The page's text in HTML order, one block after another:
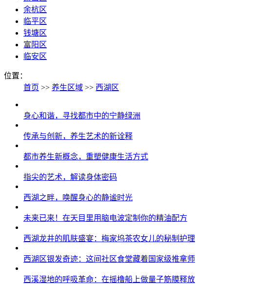
余杭区
临平区
钱塘区
富阳区
临安区
位置：
首页 >> 养生区域 >> 西湖区
身心和谐，寻找都市中的宁静绿洲
传承与创新，养生艺术的新诠释
都市养生新概念，重塑健康生活方式
指尖的艺术，解读身体密码
西湖之畔，唤醒身心的静谧时光
未来已来！在天目里用脑电波定制你的精油配方
西湖龙井的肌肤盛宴：梅家坞茶农女儿的秘制护理
西湖区银发奇迹：这间社区食堂藏着国家级推拿师
西溪湿地的呼吸革命：在摇橹船上做量子筋膜释放